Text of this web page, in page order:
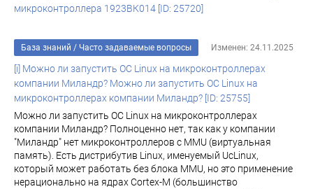
микроконтроллера 1923ВК014 [ID: 25720]
База знаний / Часто задаваемые вопросы Изменен: 24.11.2025
[i] Можно ли запустить ОС Linux на микроконтроллерах
компании Миландр? Можно ли запустить ОС Linux на
микроконтроллерах компании Миландр? [ID: 25755]
Можно ли запустить ОС Linux на микроконтроллерах
компании Миландр? Полноценно нет, так как у компании
"Миландр" нет микроконтроллеров с MMU (виртуальная
память). Есть дистрибутив Linux, именуемый UcLinux,
который может работать без блока MMU, но это применение
нерационально на ядрах Cortex-M (большинство